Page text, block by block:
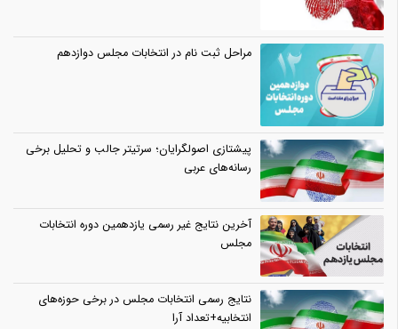
مراحل ثبت نام در انتخابات مجلس دوازدهم
پیشتازی اصولگرایان؛ سرتیتر جالب و تحلیل برخی
رسانه‌های عربی
آخرین نتایج غیر رسمی یازدهمین دوره انتخابات
مجلس
نتایج رسمی انتخابات مجلس در برخی حوزه‌های
انتخابیه+تعداد آرا